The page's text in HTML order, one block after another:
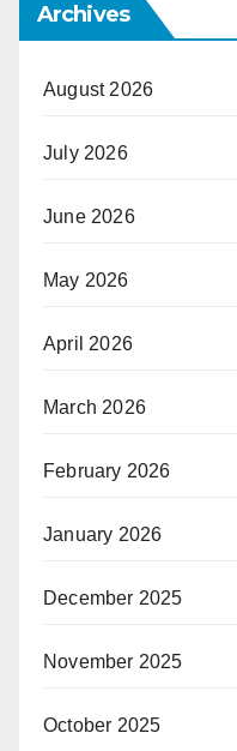
Archives
August 2026
July 2026
June 2026
May 2026
April 2026
March 2026
February 2026
January 2026
December 2025
November 2025
October 2025